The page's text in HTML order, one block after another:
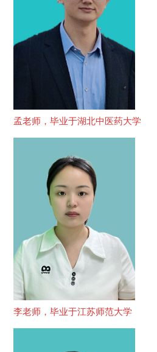
孟老师，毕业于湖北中医药大学
李老师，毕业于江苏师范大学